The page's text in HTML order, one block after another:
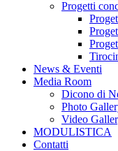
Progetti
News & Eventi
Media Room
Dicono di
Photo
Video
MODULISTICA
Contatti